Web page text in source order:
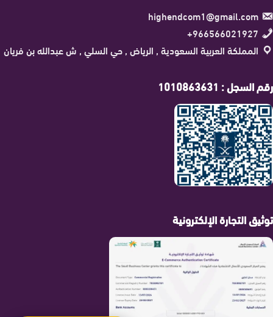
highendcom1@gmail.com
966566021927+
المملكة العربية السعودية , الرياض , حي السلي , ش عبدالله بن فريان
رقم السجل : 1010863631
توثيق التجارة الإلكترونية